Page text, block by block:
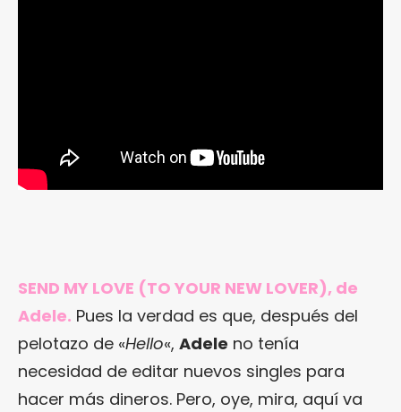
SEND MY LOVE (TO YOUR NEW LOVER), de
Adele. Pues la verdad es que, después del
pelotazo de «Hello«, Adele no tenía
necesidad de editar nuevos singles para
hacer más dineros. Pero, oye, mira, aquí va